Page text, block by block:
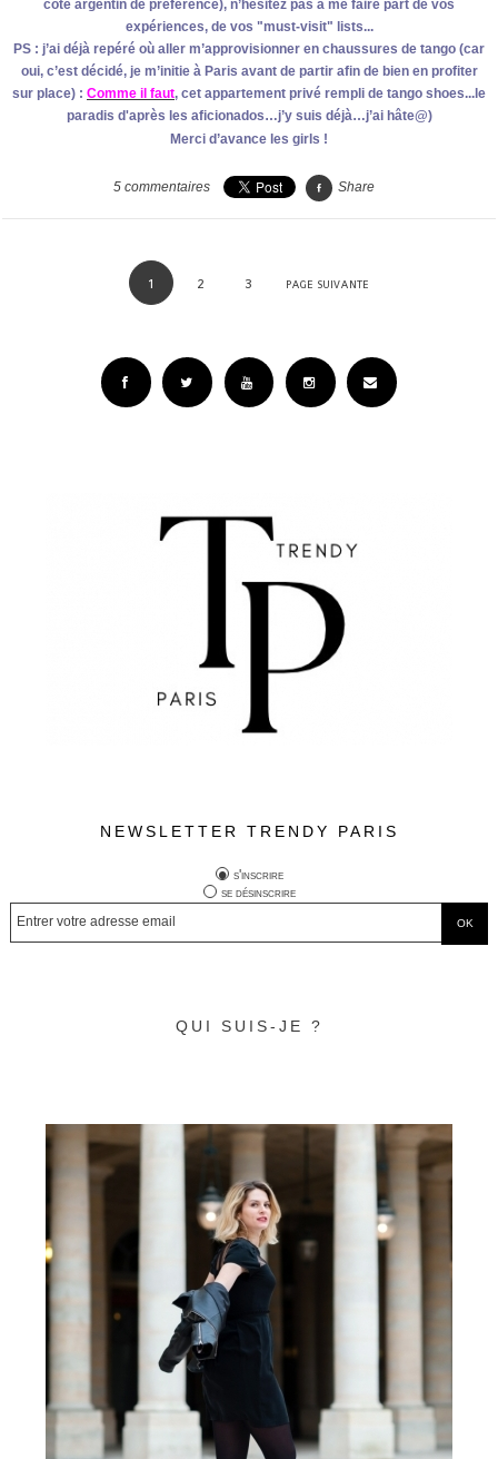
côté argentin de préférence), n’hésitez pas à me faire part de vos
expériences, de vos "must-visit" lists...
PS : j’ai déjà repéré où aller m’approvisionner en chaussures de tango (car
oui, c’est décidé, je m’initie à Paris avant de partir afin de bien en profiter
sur place) : Comme il faut, cet appartement privé rempli de tango shoes...le
paradis d'après les aficionados…j’y suis déjà…j’ai hâte@)
Merci d’avance les girls !
5 commentaires Share
1 2 3 PAGE SUIVANTE
NEWSLETTER TRENDY PARIS
s'inscrire
se désinscrire
QUI SUIS-JE ?